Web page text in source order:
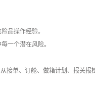
品操作经验。
一个潜在风险。
接单、订舱、做箱计划、报关